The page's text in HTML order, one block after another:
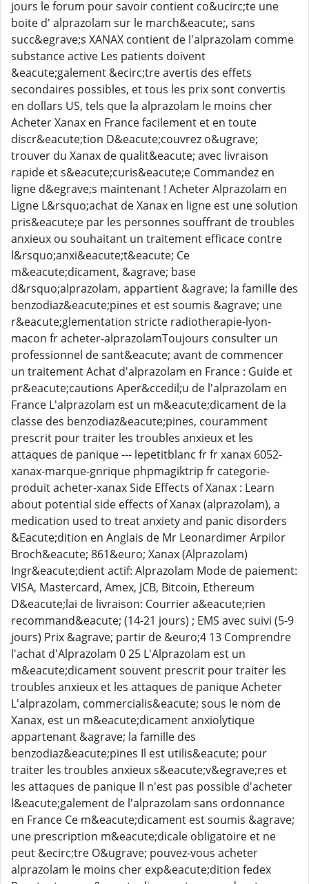
jours le forum pour savoir contient co&ucirc;te une
boite d' alprazolam sur le march&eacute;, sans
succ&egrave;s XANAX contient de l'alprazolam comme
substance active Les patients doivent
&eacute;galement &ecirc;tre avertis des effets
secondaires possibles, et tous les prix sont convertis
en dollars US, tels que la alprazolam le moins cher
Acheter Xanax en France facilement et en toute
discr&eacute;tion D&eacute;couvrez o&ugrave;
trouver du Xanax de qualit&eacute; avec livraison
rapide et s&eacute;curis&eacute;e Commandez en
ligne d&egrave;s maintenant ! Acheter Alprazolam en
Ligne L&rsquo;achat de Xanax en ligne est une solution
pris&eacute;e par les personnes souffrant de troubles
anxieux ou souhaitant un traitement efficace contre
l&rsquo;anxi&eacute;t&eacute; Ce
m&eacute;dicament, &agrave; base
d&rsquo;alprazolam, appartient &agrave; la famille des
benzodiaz&eacute;pines et est soumis &agrave; une
r&eacute;glementation stricte radiotherapie-lyon-
macon fr acheter-alprazolamToujours consulter un
professionnel de sant&eacute; avant de commencer
un traitement Achat d'alprazolam en France : Guide et
pr&eacute;cautions Aper&ccedil;u de l'alprazolam en
France L'alprazolam est un m&eacute;dicament de la
classe des benzodiaz&eacute;pines, couramment
prescrit pour traiter les troubles anxieux et les
attaques de panique --- lepetitblanc fr fr xanax 6052-
xanax-marque-gnrique phpmagiktrip fr categorie-
produit acheter-xanax Side Effects of Xanax : Learn
about potential side effects of Xanax (alprazolam), a
medication used to treat anxiety and panic disorders
&Eacute;dition en Anglais de Mr Leonardimer Arpilor
Broch&eacute; 861&euro; Xanax (Alprazolam)
Ingr&eacute;dient actif: Alprazolam Mode de paiement:
VISA, Mastercard, Amex, JCB, Bitcoin, Ethereum
D&eacute;lai de livraison: Courrier a&eacute;rien
recommand&eacute; (14-21 jours) ; EMS avec suivi (5-9
jours) Prix &agrave; partir de &euro;4 13 Comprendre
l'achat d'Alprazolam 0 25 L'Alprazolam est un
m&eacute;dicament souvent prescrit pour traiter les
troubles anxieux et les attaques de panique Acheter
L'alprazolam, commercialis&eacute; sous le nom de
Xanax, est un m&eacute;dicament anxiolytique
appartenant &agrave; la famille des
benzodiaz&eacute;pines Il est utilis&eacute; pour
traiter les troubles anxieux s&eacute;v&egrave;res et
les attaques de panique Il n'est pas possible d'acheter
l&eacute;galement de l'alprazolam sans ordonnance
en France Ce m&eacute;dicament est soumis &agrave;
une prescription m&eacute;dicale obligatoire et ne
peut &ecirc;tre O&ugrave; pouvez-vous acheter
alprazolam le moins cher exp&eacute;dition fedex